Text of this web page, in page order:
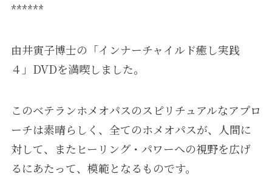
******
由井寅子博士の「インナーチャイルド癒し実践
４」DVDを満喫しました。
このベテランホメオパスのスピリチュアルなアプロ
ーチは素晴らしく、全てのホメオパスが、人間に
対して、またヒーリング・パワーへの視野を広げ
るにあたって、模範となるものです。